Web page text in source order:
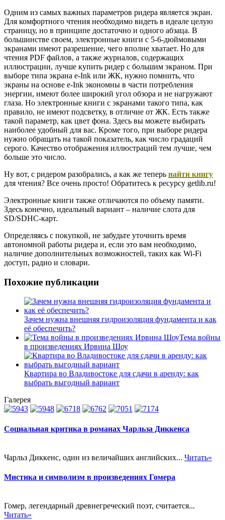
Одним из самых важных параметров ридера является экран.
Для комфортного чтения необходимо видеть в идеале целую
страницу, но в принципе достаточно и одного абзаца. В
большинстве своем, электронные книги с 5-6-дюймовыми
экранами имеют разрешение, чего вполне хватает. Но для
чтения PDF файлов, а также журналов, содержащих
иллюстрации, лучше купить ридер с большим экраном. При
выборе типа экрана e-Ink или ЖК, нужно помнить, что
экраны на основе e-Ink экономны в части потребления
энергии, имеют более широкий угол обзора и не нагружают
глаза. Но электронные книги с экранами такого типа, как
правило, не имеют подсветку, в отличие от ЖК. Есть также
такой параметр, как цвет фона. Здесь вы можете выбирать
наиболее удобный для вас. Кроме того, при выборе ридера
нужно обращать на такой показатель, как число градаций
серого. Качество отображения иллюстраций тем лучше, чем
больше это число.
Ну вот, с ридером разобрались, а как же теперь найти книгу
для чтения? Все очень просто! Обратитесь к ресурсу getlib.ru!
Электронные книги также отличаются по объему памяти.
Здесь конечно, идеальный вариант – наличие слота для
SD/SDHC-карт.
Определяясь с покупкой, не забудьте уточнить время
автономной работы ридера и, если это вам необходимо,
наличие дополнительных возможностей, таких как Wi-Fi
доступ, радио и словари.
Похожие публикации
Зачем нужна внешняя гидроизоляция фундамента и как
её обеспечить?
Тема войны
в произведениях Ирвина Шоу
Квартира во Владивостоке для сдачи в аренду: как
выбрать выгодный вариант
Галерея
Социальная критика в романах Чарльза Диккенса
Чарльз Диккенс, один из величайших английских... Читать»
Мистика и символизм в произведениях Гомера
Гомер, легендарный древнегреческий поэт, считается...
Читать»